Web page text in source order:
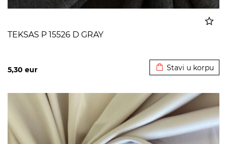
TEKSAS P 15526 D GRAY
5,30 eur Stavi u korpu